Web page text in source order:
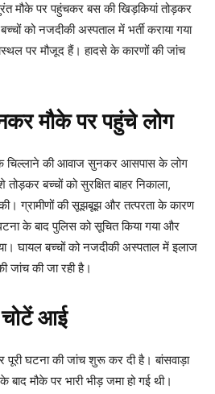
मौके पर पहुंचकर बस की खिड़कियां तोड़कर
को नजदीकी अस्पताल में भर्ती कराया गया
पर मौजूद हैं। हादसे के कारणों की जांच
मौके पर पहुंचे लोग
के चिल्लाने की आवाज सुनकर आसपास के लोग
बच्चों को सुरक्षित बाहर निकाला,
ग्रामीणों की सूझबूझ और तत्परता के कारण
के बाद पुलिस को सूचित किया गया और
घायल बच्चों को नजदीकी अस्पताल में इलाज
जांच की जा रही है।
चोटें आई
घटना की जांच शुरू कर दी है। बांसवाड़ा
बाद मौके पर भारी भीड़ जमा हो गई थी।